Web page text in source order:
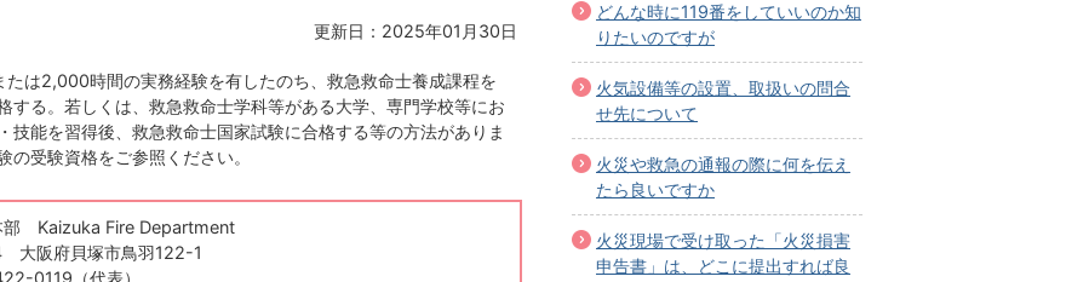
更新日：2025年01月30日
は2,000時間の実務経験を有したのち、救急救命士養成課程を
する。若しくは、救急救命士学科等がある大学、専門学校等にお
技能を習得後、救急救命士国家試験に合格する等の方法がありま
受験資格をご参照ください。
部 Kaizuka Fire Department
阪府貝塚市鳥羽122-1
どんな時に119番をしていいのか知
りたいのですが
火気設備等の設置、取扱いの問合
せ先について
火災や救急の通報の際に何を伝え
たら良いですか
火災現場で受け取った「火災損害
申告書」は、どこに提出すれば良